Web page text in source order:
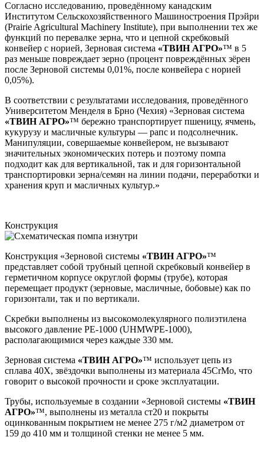
Согласно исследованию, проведённому канадским
Институтом Сельскохозяйственного Машиностроения Прэйри
(Prairie Agricultural Machinery Institute), при выполнении тех же
функций по перевалке зерна, что и цепной скребковый
конвейер с норией, Зерновая система «ТВИН АГРО»™ в 5
раз меньше повреждает зерно (процент повреждённых зёрен
после Зерновой системы 0,01%, после конвейера с норией
0,05%).
В соответствии с результатами исследования, проведённого
Университетом Менделя в Брно (Чехия) «Зерновая система
«ТВИН АГРО»™ бережно транспортирует пшеницу, ячмень,
кукурузу и масличные культуры — рапс и подсолнечник.
Манипуляции, совершаемые конвейером, не вызывают
значительных экономических потерь и поэтому помпа
подходит как для вертикальной, так и для горизонтальной
транспортировки зерна/семян на линии подачи, переработки и
хранения круп и масличных культур.»
Конструкция
Конструкция «Зерновой системы «ТВИН АГРО»™
представляет собой трубный цепной скребковый конвейер в
герметичном корпусе округлой формы (трубе), которая
перемещает продукт (зерновые, масличные, бобовые) как по
горизонтали, так и по вертикали.
Скребки выполнены из высокомолекулярного полиэтилена
высокого давление РЕ-1000 (UHMWPE-1000),
располагающимися через каждые 330 мм.
Зерновая система «ТВИН АГРО»™ использует цепь из
сплава 40Х, звёздочки выполнены из материала 45CrMo, что
говорит о высокой прочности и сроке эксплуатации.
Трубы, используемые в создании «Зерновой системы «ТВИН
АГРО»™, выполнены из металла ст20 и покрыты
оцинкованным покрытием не менее 275 г/м2 диаметром от
159 до 410 мм и толщиной стенки не менее 5 мм.